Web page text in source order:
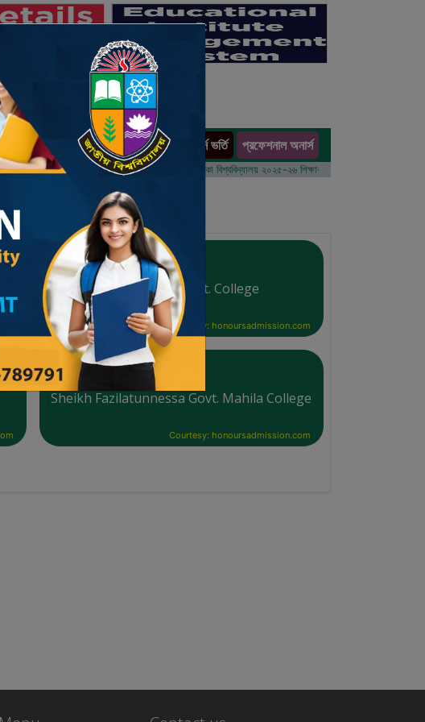
Results অনার্স ভর্তি প্রফেশনাল অনার্স
২৬ শিক্ষাবর্ষের ১ম বর্ষের ভর্তি আবেদন বিজ্ঞপ্তি ঢাকা বিশ্ববিদ্যালয় ২০২৫-২৬ শিক্ষাবর্ষে আন্ডারগ্র্যাজুয়েট প্রোগ্রামে
Charfassion Govt. College
Courtesy: honoursadmission.com
Sheikh Fazilatunnessa Govt. Mahila College
Courtesy: honoursadmission.com